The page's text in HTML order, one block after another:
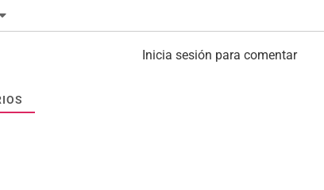
Inicia sesión para comentar